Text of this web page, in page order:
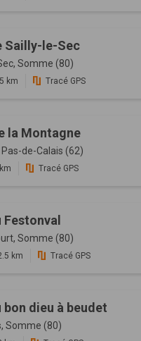
Sailly-le-Sec
Somme (80)
km Tracé GPS
la Montagne
de-Calais (62)
Tracé GPS
Somme (80)
km Tracé GPS
dieu à beudet
Somme (80)